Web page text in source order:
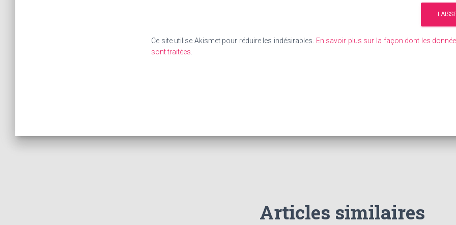
Ce site utilise Akismet pour réduire les indésirables. En savoir plus sur la façon dont les
sont traitées
Articles similaires